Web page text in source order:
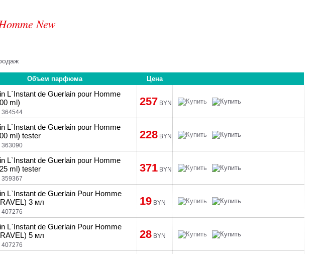
New
Объем парфюма Цена
L`Instant de Guerlain pour Homme
ml)
364544
257 BYN
L`Instant de Guerlain pour Homme
ml) tester
363090
228 BYN
L`Instant de Guerlain pour Homme
ml) tester
359367
371 BYN
L`Instant de Guerlain Pour Homme
3 мл
407276
19 BYN
L`Instant de Guerlain Pour Homme
5 мл
407276
28 BYN